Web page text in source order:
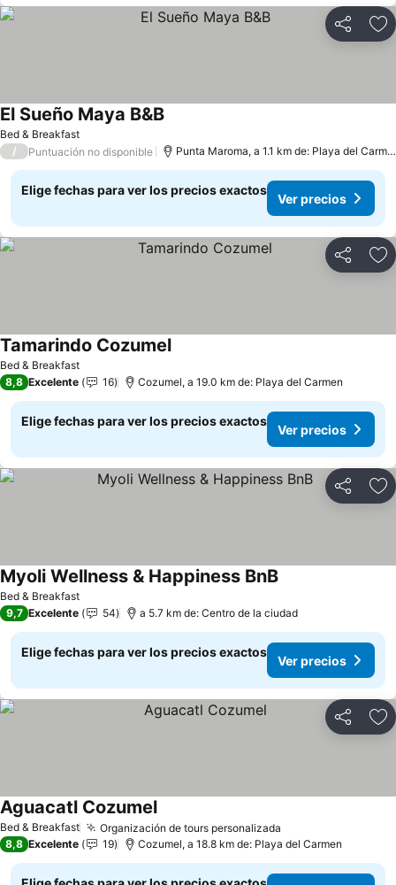
Compartir
Bed & Breakfast
El Sueño Maya B&BVer precios
/ Puntuación no disponible Punta Maroma, a 1.1 km de: Playa del
Elige fechas para ver los precios exactos
Ver precios
Compartir
Bed & Breakfast
Tamarindo CozumelVer precios
8,8 Excelente 16 Cozumel, a 19.0 km de: Playa del Carmen
Elige fechas para ver los precios exactos
Ver precios
Compartir
Bed & Breakfast
Myoli Wellness & Happiness BnBVer precios
9,7 Excelente 54 a 5.7 km de: Centro de la ciudad
Elige fechas para ver los precios exactos
Ver precios
Compartir
Bed & Breakfast Organización de tours personalizada
Aguacatl CozumelVer precios
8,8 Excelente 19 Cozumel, a 18.8 km de: Playa del Carmen